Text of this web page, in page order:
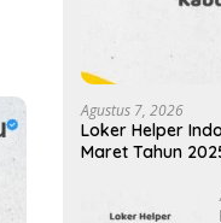
Agustus 7, 2026
Loker Helper
Maret Tahun